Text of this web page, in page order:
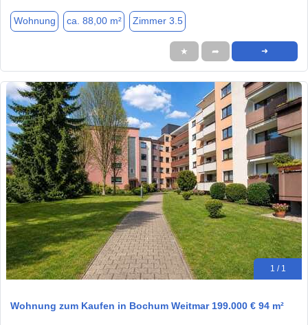
Wohnung ca. 88,00 m² Zimmer 3.5
★ ➦ ➜
1 / 1
Wohnung zum Kaufen in Bochum Weitmar 199.000 € 94 m²